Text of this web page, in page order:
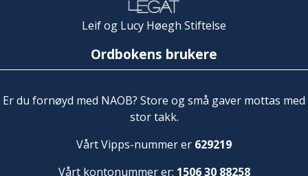
Leif og Lucy Høegh Stiftelse
Ordbokens brukere
Er du fornøyd med NAOB? Store og små gaver mottas med
stor takk.
Vårt Vipps-nummer er 629219
Vårt kontonummer er: 1506 30 88258